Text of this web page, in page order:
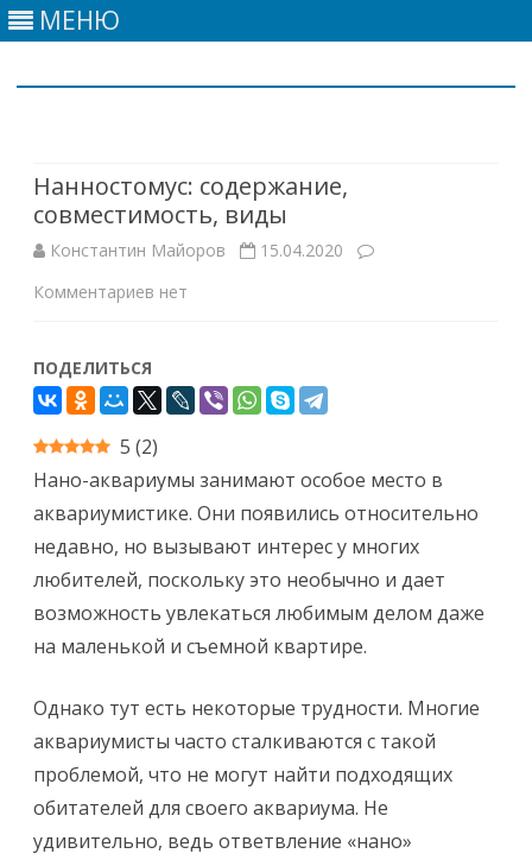
МЕНЮ
Нанностомус: содержание,
совместимость, виды
Константин Майоров
15.04.2020
Комментариев к
содержание,
совместимость,
виды
нет
ПОДЕЛИТЬСЯ
5 (2)
Нано-аквариумы занимают особое место в
аквариумистике. Они появились относительно
недавно, но вызывают интерес у многих
любителей, поскольку это необычно и дает
возможность увлекаться любимым делом даже
на маленькой и съемной квартире.
Однако тут есть некоторые трудности. Многие
аквариумисты часто сталкиваются с такой
проблемой, что не могут найти подходящих
обитателей для своего аквариума. Не
удивительно, ведь ответвление «нано»